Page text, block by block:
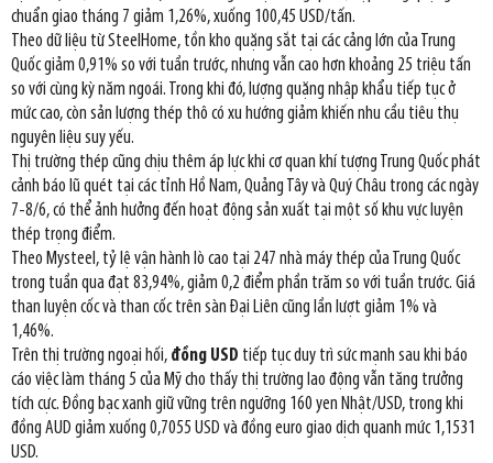
chuẩn giao tháng 7 giảm 1,26%, xuống 100,45 USD/tấn.
Theo dữ liệu từ SteelHome, tồn kho quặng sắt tại các cảng lớn của Trung
Quốc giảm 0,91% so với tuần trước, nhưng vẫn cao hơn khoảng 25 triệu tấn
so với cùng kỳ năm ngoái. Trong khi đó, lượng quặng nhập khẩu tiếp tục ở
mức cao, còn sản lượng thép thô có xu hướng giảm khiến nhu cầu tiêu thụ
nguyên liệu suy yếu.
Thị trường thép cũng chịu thêm áp lực khi cơ quan khí tượng Trung Quốc phát
cảnh báo lũ quét tại các tỉnh Hồ Nam, Quảng Tây và Quý Châu trong các ngày
7-8/6, có thể ảnh hưởng đến hoạt động sản xuất tại một số khu vực luyện
thép trọng điểm.
Theo Mysteel, tỷ lệ vận hành lò cao tại 247 nhà máy thép của Trung Quốc
trong tuần qua đạt 83,94%, giảm 0,2 điểm phần trăm so với tuần trước. Giá
than luyện cốc và than cốc trên sàn Đại Liên cũng lần lượt giảm 1% và
1,46%.
Trên thị trường ngoại hối, đồng USD tiếp tục duy trì sức mạnh sau khi báo
cáo việc làm tháng 5 của Mỹ cho thấy thị trường lao động vẫn tăng trưởng
tích cực. Đồng bạc xanh giữ vững trên ngưỡng 160 yen Nhật/USD, trong khi
đồng AUD giảm xuống 0,7055 USD và đồng euro giao dịch quanh mức 1,1531
USD.